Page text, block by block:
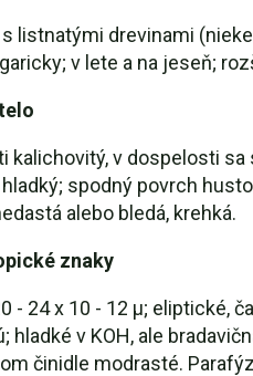
listnatými drevinami
v lete a na jeseň;
kalichovitý, v dospelosti
spodný povrch
alebo bledá, krehká.
znaky
- 24 x 10 - 12 µ; eliptické,
hladké v KOH, ale
činidle modrasté.